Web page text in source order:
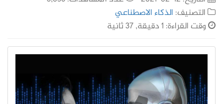
التصنيف: الذكاء الاصطناعي
وقت القراءة: 1 دقيقة, 37 ثانية